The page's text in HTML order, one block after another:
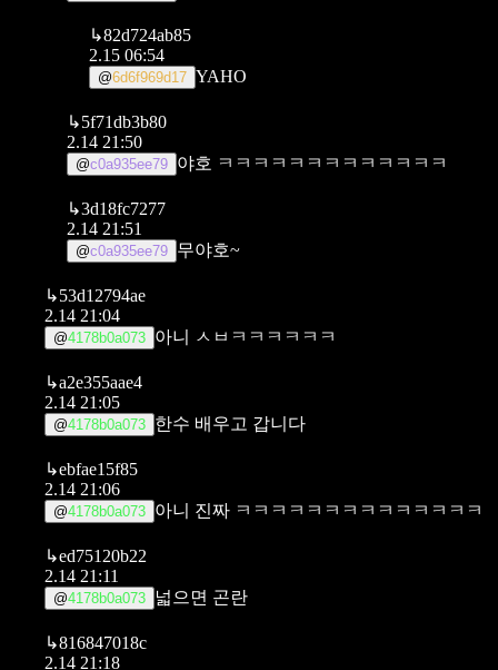
↳82d724ab85
2.15 06:54
@6d6f969d17 YAHO
↳5f71db3b80
2.14 21:50
@c0a935ee79 야호 ㅋㅋㅋㅋㅋㅋㅋㅋㅋㅋㅋㅋㅋ
↳3d18fc7277
2.14 21:51
@c0a935ee79 무야호~
↳53d12794ae
2.14 21:04
@4178b0a073 아니 ㅅㅂㅋㅋㅋㅋㅋㅋ
↳a2e355aae4
2.14 21:05
@4178b0a073 한수 배우고 갑니다
↳ebfae15f85
2.14 21:06
@4178b0a073 아니 진짜 ㅋㅋㅋㅋㅋㅋㅋㅋㅋㅋㅋㅋㅋㅋ
↳ed75120b22
2.14 21:11
@4178b0a073 넓으면 곤란
↳816847018c
2.14 21:18